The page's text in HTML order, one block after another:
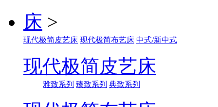
床 >
现代极简皮艺床 现代极简布艺床 中式/新中式
现代极简皮艺床
雅致系列 臻致系列 典致系列